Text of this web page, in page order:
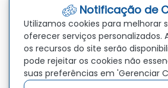
Localização
Av. Vereador Genival Nunes Araújo,
Brasilândia - MT, CEP:
Notificação de
Utilizamos cookies para melhorar
oferecer serviços personalizados.
os recursos do site serão
pode rejeitar os cookies não
suas preferências em 'Gerenciar